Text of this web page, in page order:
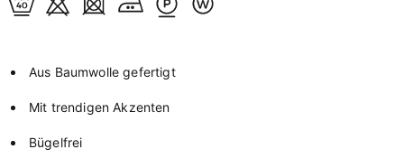
Aus Baumwolle gefertigt
Mit trendigen Akzenten
Bügelfrei